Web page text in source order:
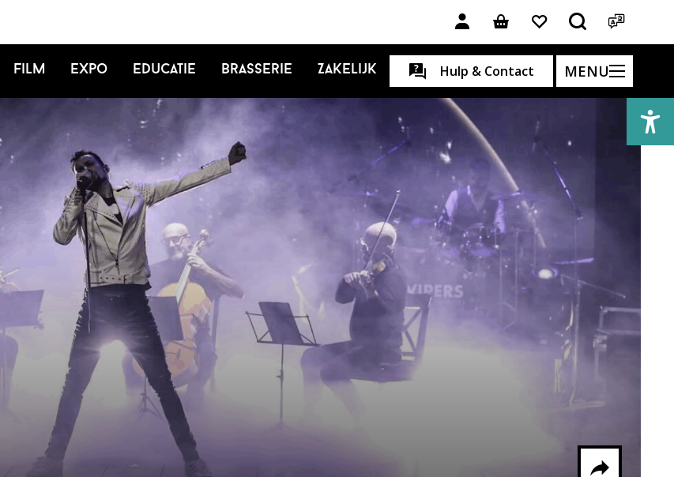
Film Expo Educatie Brasserie Zakelijk Hulp & Contact MENU